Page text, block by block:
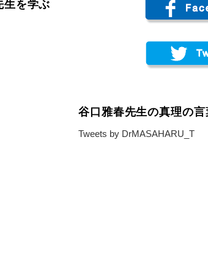
生を学ぶ
谷口雅春先生の真理の言
Tweets by DrMASAHARU_T